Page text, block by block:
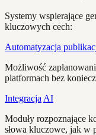
Systemy wspierające
kluczowych cech:
Automatyzacja
Możliwość
platformach bez
Integracja AI
Moduły rozpoznające
słowa kluczowe, jak w